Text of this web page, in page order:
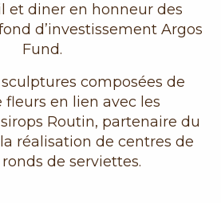
et diner en honneur des
d’investissement Argos
Fund.
composées de
en lien avec les
Routin, partenaire du
réalisation de centres de
de serviettes.